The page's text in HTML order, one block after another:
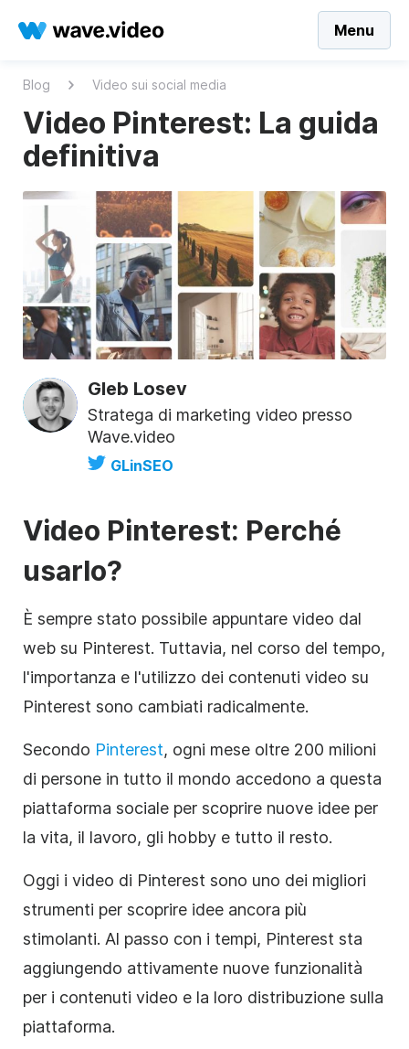
Menu
Blog Video sui social media
Video Pinterest: La guida
definitiva
Gleb Losev
Stratega di marketing video presso
Wave.video
GLinSEO
Video Pinterest: Perché
usarlo?
È sempre stato possibile appuntare video dal
web su Pinterest. Tuttavia, nel corso del tempo,
l'importanza e l'utilizzo dei contenuti video su
Pinterest sono cambiati radicalmente.
Secondo Pinterest, ogni mese oltre 200 milioni
di persone in tutto il mondo accedono a questa
piattaforma sociale per scoprire nuove idee per
la vita, il lavoro, gli hobby e tutto il resto.
Oggi i video di Pinterest sono uno dei migliori
strumenti per scoprire idee ancora più
stimolanti. Al passo con i tempi, Pinterest sta
aggiungendo attivamente nuove funzionalità
per i contenuti video e la loro distribuzione sulla
piattaforma.